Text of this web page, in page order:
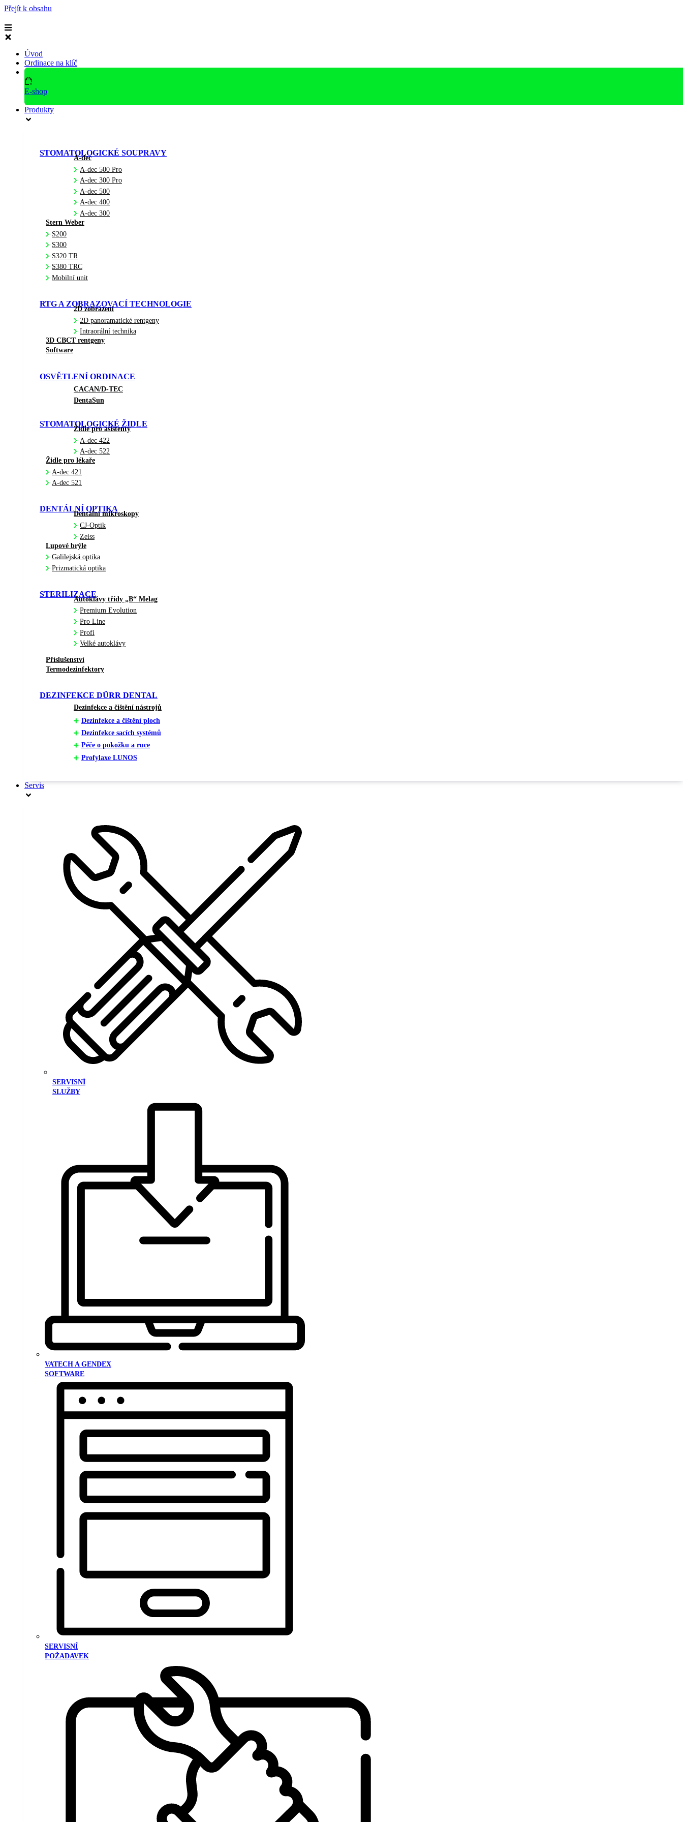
Přejít k obsahu
Úvod
Ordinace na klíč
E-shop
Produkty
STOMATOLOGICKÉ SOUPRAVY
A-dec
A-dec 500 Pro
A-dec 300 Pro
A-dec 500
A-dec 400
A-dec 300
Stern Weber
S200
S300
S320 TR
S380 TRC
Mobilní unit
RTG A ZOBRAZOVACÍ TECHNOLOGIE
2D zobrazení
2D panoramatické rentgeny
Intraorální technika
3D CBCT rentgeny
Software
OSVĚTLENÍ ORDINACE
CACAN/D-TEC
DentaSun
STOMATOLOGICKÉ ŽIDLE
Židle pro asistenty
A-dec 422
A-dec 522
Židle pro lékaře
A-dec 421
A-dec 521
DENTÁLNÍ OPTIKA
Dentální mikroskopy
CJ-Optik
Zeiss
Lupové brýle
Galilejská optika
Prizmatická optika
STERILIZACE
Autoklávy třídy „B“ Melag
Premium Evolution
Pro Line
Profi
Velké autoklávy
Příslušenství
Termodezinfektory
DEZINFEKCE DÜRR DENTAL
Dezinfekce a čištění nástrojů
Dezinfekce a čištění ploch
Dezinfekce sacích systémů
Péče o pokožku a ruce
Profylaxe LUNOS
Servis
SERVISNÍ
SLUŽBY
VATECH A GENDEX
SOFTWARE
SERVISNÍ
POŽADAVEK